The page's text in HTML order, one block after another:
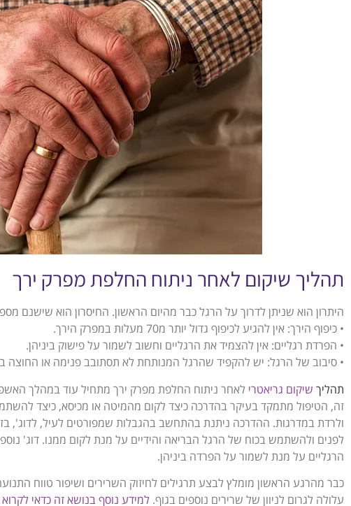
תהליך שיקום לאחר ניתוח החלפת מפרק ירך
היתרון הוא שניתן לדרוך על הרגל כבר מהיום הראשון. החיסרון הוא שישנם מספר תנועות שיש
• כיפוף הירך: אין להגיע לכיפוף גדול יותר מ70 מעלות במפרק הירך.
• הפרדת רגליים: אין להצמיד את הרגליים וחשוב לשמור על פישוק ביניהן.
• סיבוב של הרגל: יש להקפיד שהרגל המנותחת לא תסתובב פנימה או החוצה
תהליך שיקום גריאטרי לאחר ניתוח החלפת מפרק ירך מתחיל עוד במהלך
זה, הטיפול מתמקד בעיקר בהדרכה כיצד לקום מהמיטה או מכיסא, כיצד
ולרדת במדרגות. ההדרכה ניתנת בהתחשב בהגבלות שמפורטים לעיל, לדוג',
לפנים ולהשתמש בכוח של הרגל הבריאה והידיים על מנת לקום ממנו. דוג'
הרגליים על מנת לשמור על הפרדה ביניהן.
כבר מהרגע הראשון מומלץ לבצע תרגילים לחיזוק השרירים ושיפור טווח
עלולה לגרום לניוון של שרירים נוספים בגוף. למידע נוסף בנושא זה כדאי